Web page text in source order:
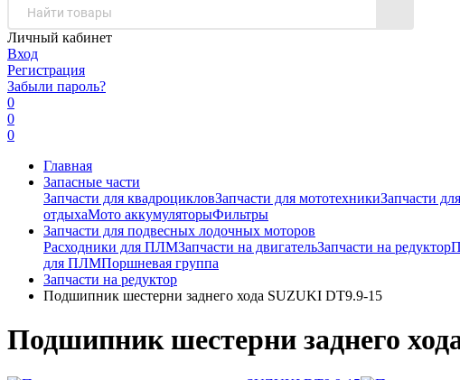
Личный кабинет
Вход
Регистрация
Забыли пароль?
0
0
0
Главная
Запасные части
Запчасти для квадроцикловЗапчасти для мототехникиЗапчасти
отдыхаМото аккумуляторыФильтры
Запчасти для подвесных лодочных моторов
Расходники для ПЛМЗапчасти на двигательЗапчасти на редуктор
для ПЛМПоршневая группа
Запчасти на редуктор
Подшипник шестерни заднего хода SUZUKI DT9.9-15
Подшипник шестерни заднего